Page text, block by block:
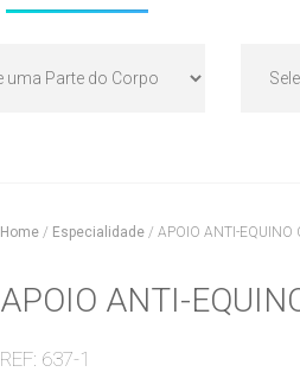
Home / Especialidade / APOIO ANTI-EQUINO
APOIO ANTI-
REF: 637-1